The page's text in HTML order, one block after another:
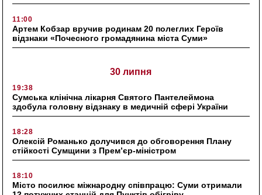
11:00
Артем Кобзар вручив родинам 20 полеглих Героїв
відзнаки «Почесного громадянина міста Суми»
30 липня
19:38
Сумська клінічна лікарня Святого Пантелеймона
здобула головну відзнаку в медичній сфері України
18:28
Олексій Романько долучився до обговорення Плану
стійкості Сумщини з Прем’єр-міністром
18:10
Місто посилює міжнародну співпрацю: Суми отримали